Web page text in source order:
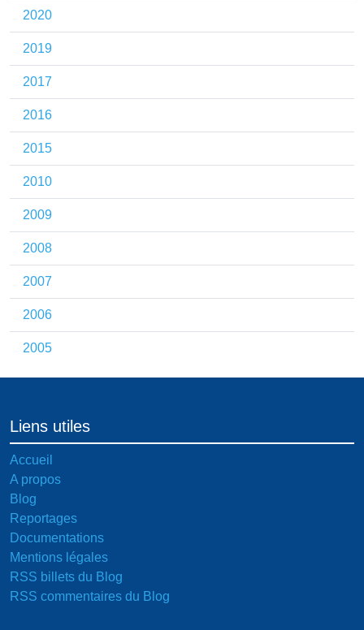
2020
2019
2017
2016
2015
2010
2009
2008
2007
2006
2005
Liens utiles
Accueil
A propos
Blog
Reportages
Documentations
Mentions légales
RSS billets du Blog
RSS commentaires du Blog